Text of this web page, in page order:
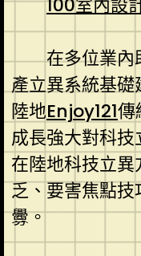
100室內設
在多位業內
產立異系統基
陸地Enjoy121傳
成長強大對科
在陸地科技立
乏、要害焦點
釁。